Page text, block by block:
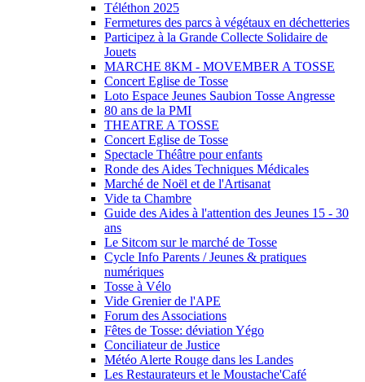
Téléthon 2025
Fermetures des parcs à végétaux en déchetteries
Participez à la Grande Collecte Solidaire de
Jouets
MARCHE 8KM - MOVEMBER A TOSSE
Concert Eglise de Tosse
Loto Espace Jeunes Saubion Tosse Angresse
80 ans de la PMI
THEATRE A TOSSE
Concert Eglise de Tosse
Spectacle Théâtre pour enfants
Ronde des Aides Techniques Médicales
Marché de Noël et de l'Artisanat
Vide ta Chambre
Guide des Aides à l'attention des Jeunes 15 - 30
ans
Le Sitcom sur le marché de Tosse
Cycle Info Parents / Jeunes & pratiques
numériques
Tosse à Vélo
Vide Grenier de l'APE
Forum des Associations
Fêtes de Tosse: déviation Yégo
Conciliateur de Justice
Météo Alerte Rouge dans les Landes
Les Restaurateurs et le Moustache'Café